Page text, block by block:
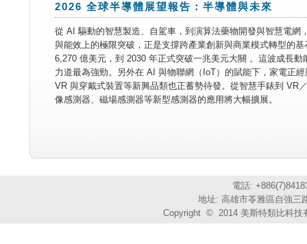
2026 全球半導體展望報告：半導體與未來
從 AI驅動的智慧製造、自駕車，到演算法藥物開發與智慧電
與能效上的極限突破，正是支撐跨產業創新與商業模式轉型的
6,270 億美元，到 2030 年正式突破一兆美元大關 。這波成長動
力道最為強勁。另外在 AI 與物聯網（ IoT）的賦能下，家電正
VR 與穿戴式裝置等新興品類也正蓄勢待發。從智慧手錶到 VR／
像感測器、磁場感測器等新型感測器的應用將大幅擴展。
電話:
地址: 高雄市苓雅區自強
Copyright © 2014 美斯特類比科技